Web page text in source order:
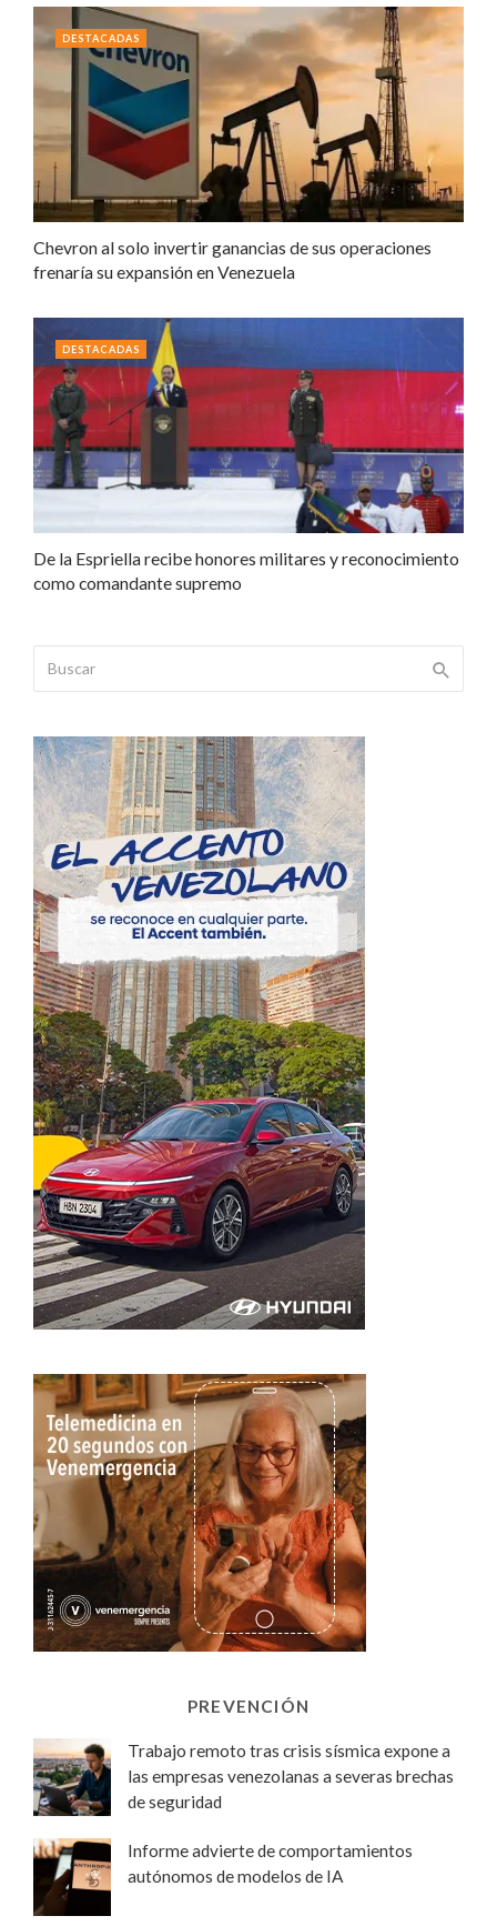
Chevron al solo invertir ganancias de sus operaciones
frenaría su expansión en Venezuela
DESTACADAS
De la Espriella recibe honores militares y reconocimiento
como comandante supremo
DESTACADAS
PREVENCIÓN
Trabajo remoto tras crisis sísmica expone a
las empresas venezolanas a severas brechas
de seguridad
Informe advierte de comportamientos
autónomos de modelos de IA